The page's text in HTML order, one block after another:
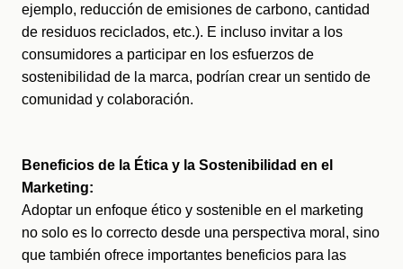
ejemplo, reducción de emisiones de carbono, cantidad
de residuos reciclados, etc.). E incluso invitar a los
consumidores a participar en los esfuerzos de
sostenibilidad de la marca, podrían crear un sentido de
comunidad y colaboración.
Beneficios de la Ética y la Sostenibilidad en el
Marketing:
Adoptar un enfoque ético y sostenible en el marketing
no solo es lo correcto desde una perspectiva moral, sino
que también ofrece importantes beneficios para las